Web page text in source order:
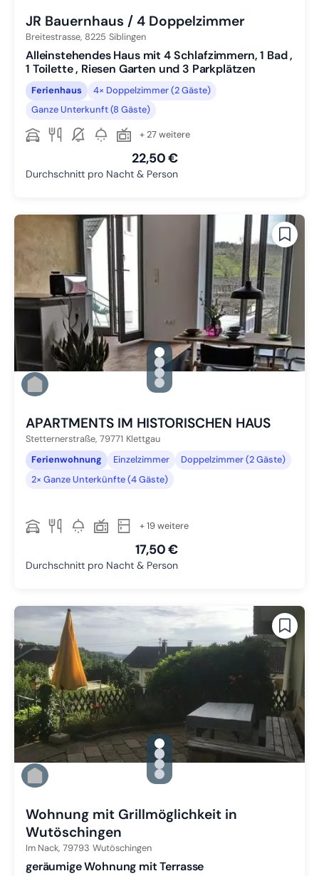
JR Bauernhaus / 4 Doppelzimmer
Breitestrasse, 8225 Siblingen
Alleinstehendes Haus mit 4 Schlafzimmern, 1 Bad ,
1 Toilette , Riesen Garten und 3 Parkplätzen
Ferienhaus
4× Doppelzimmer (2 Gäste)
Ganze Unterkunft (8 Gäste)
+ 27 weitere
22,50 €
Durchschnitt pro Nacht & Person
gallery.slide_selector
Zu Slide 1 wechseln
Zu Slide 2 wechseln
Zu Slide 3 wechseln
Zu Slide 4 wechseln
APARTMENTS IM HISTORISCHEN HAUS
Stetternerstraße, 79771 Klettgau
Ferienwohnung
Einzelzimmer
Doppelzimmer (2 Gäste)
2× Ganze Unterkünfte (4 Gäste)
+ 19 weitere
17,50 €
Durchschnitt pro Nacht & Person
gallery.slide_selector
Zu Slide 1 wechseln
Zu Slide 2 wechseln
Zu Slide 3 wechseln
Zu Slide 4 wechseln
Wohnung mit Grillmöglichkeit in
Wutöschingen
Im Nack, 79793 Wutöschingen
geräumige Wohnung mit Terrasse